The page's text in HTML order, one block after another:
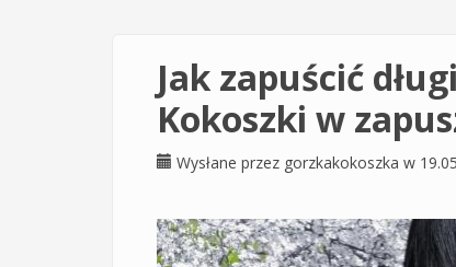
Jak zapuścić
Kokoszki w
Wysłane przez gorzkakokoszka w